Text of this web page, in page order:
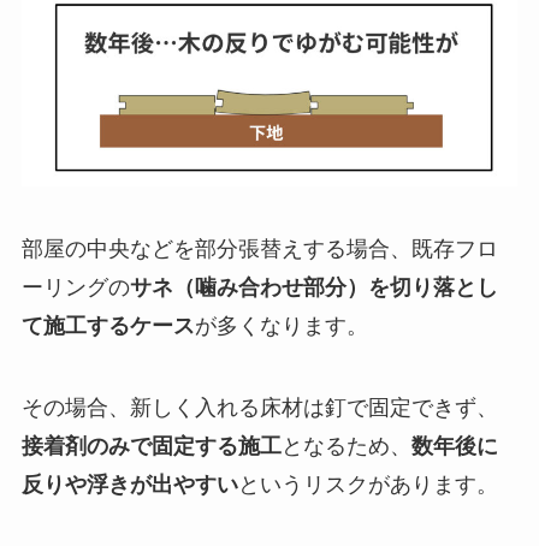
部屋の中央などを部分張替えする場合、既存フロ
ーリングのサネ（噛み合わせ部分）を切り落とし
て施工するケースが多くなります。
その場合、新しく入れる床材は釘で固定できず、
接着剤のみで固定する施工となるため、 数年後に
反りや浮きが出やすいというリスクがあります。